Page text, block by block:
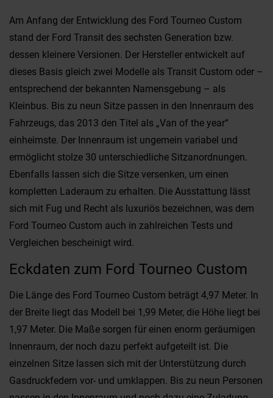
Am Anfang der Entwicklung des Ford Tourneo Custom
stand der Ford Transit des sechsten Generation bzw.
dessen kleinere Versionen. Der Hersteller entwickelt auf
dieses Basis gleich zwei Modelle als Transit Custom oder –
entsprechend der bekannten Namensgebung – als
Kleinbus. Bis zu neun Sitze passen in den Innenraum des
Fahrzeugs, das 2013 den Titel als „Van of the year“
einheimste. Der Innenraum ist ungemein variabel und
ermöglicht stolze 30 unterschiedliche Sitzanordnungen.
Ebenfalls lassen sich die Sitze versenken, um einen
kompletten Laderaum zu erhalten. Die Ausstattung lässt
sich mit Fug und Recht als luxuriös bezeichnen, was dem
Ford Tourneo Custom auch in zahlreichen Tests und
Vergleichen bescheinigt wird.
Eckdaten zum Ford Tourneo Custom
Die Länge des Ford Tourneo Custom beträgt 4,97 Meter. In
der Breite liegt das Modell bei 1,99 Meter, die Höhe liegt bei
1,97 Meter. Die Maße sorgen für einen enorm geräumigen
Innenraum, der noch dazu perfekt aufgeteilt ist. Die
einzelnen Sitze lassen sich mit der Unterstützung durch
Gasdruckfedern vor- und umklappen. Bis zu neun Personen